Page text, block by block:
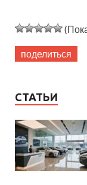
поделиться
СТАТЬИ